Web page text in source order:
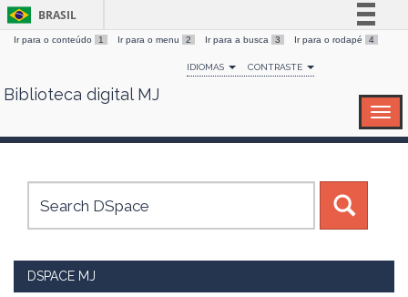
Skip
BRASIL
Simplifique!
Comunica BR
Canais
Ir para o conteúdo 1 Ir para o menu 2 Ir para a busca 3 Ir para o rodapé 4
IDIOMAS CONTRASTE
Biblioteca digital MJ
DSPACE MJ